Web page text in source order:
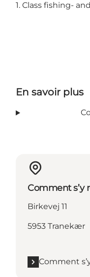
1. Class fishing-
En savoir plus
Comment s’y
Birkevej 11
5953 Tranekær
Comment